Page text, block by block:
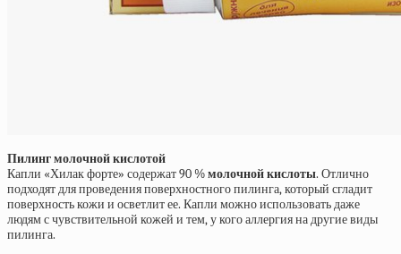
Пилинг молочной кислотой
Капли «Хилак форте» содержат 90 %молочной кислоты. Отлично
подходят для проведения поверхностного пилинга, который сгладит
поверхность кожи и осветлит ее. Капли можно использовать даже
людям с чувствительной кожей и тем, у кого аллергия на другие виды
пилинга.